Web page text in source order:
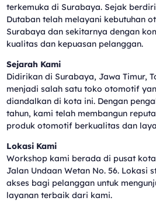
terkemuka di Surabaya. Sejak
Dutaban telah melayani kebutuhan
Surabaya dan sekitarnya dengan
kualitas dan kepuasan pelanggan.
Sejarah Kami
Didirikan di Surabaya, Jawa Timur,
menjadi salah satu toko otomotif
diandalkan di kota ini. Dengan
tahun, kami telah membangun
produk otomotif berkualitas dan
Lokasi Kami
Workshop kami berada di pusat
Jalan Undaan Wetan No. 56. Lokasi
akses bagi pelanggan untuk
layanan terbaik dari kami.